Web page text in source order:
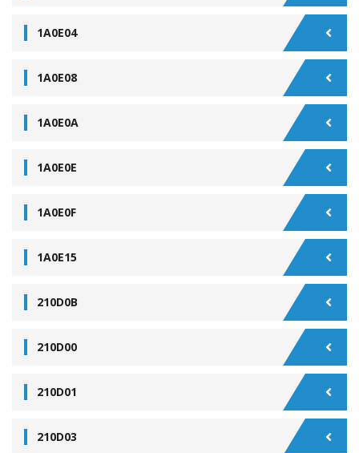
1A0E04
1A0E08
1A0E0A
1A0E0E
1A0E0F
1A0E15
210D0B
210D00
210D01
210D03